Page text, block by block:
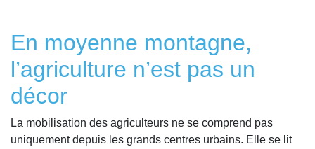
En moyenne montagne,
l’agriculture n’est pas un
décor
La mobilisation des agriculteurs ne se comprend pas
uniquement depuis les grands centres urbains. Elle se lit